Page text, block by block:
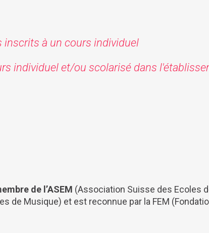
inscrits à un cours individuel
individuel et/ou scolarisé dans
de l’ASEM (Association Suisse des Ecoles
de Musique) et est reconnue par la FEM